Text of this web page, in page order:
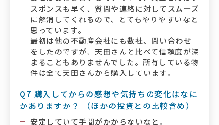
スポンスも早く、質問や連絡に対してスムーズ
に解消してくれるので、とてもやりやすいなと
思っています。
最初は他の不動産会社にも数社、問い合わせ
をしたのですが、天田さんと比べて信頼度が深
まることもありませんでした。所有している物
件は全て天田さんから購入しています。
Q7 購入してからの感想や気持ちの変化はなに
かありますか？ （ほかの投資との比較含め）
安定していて手間がかからないなと。